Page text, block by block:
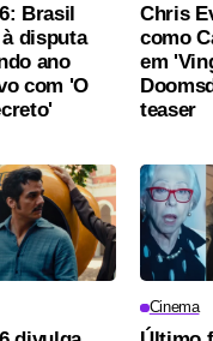
Brasil
disputa
ano
com 'O
Chris
como
em
teaser
Cinema